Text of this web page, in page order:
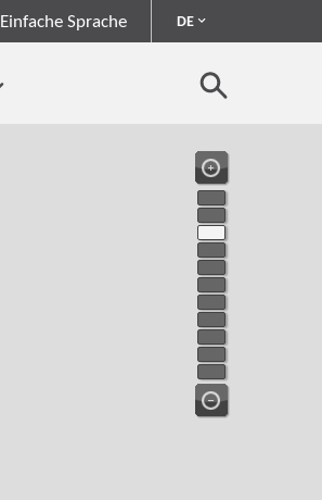
Einfache Sprache DE